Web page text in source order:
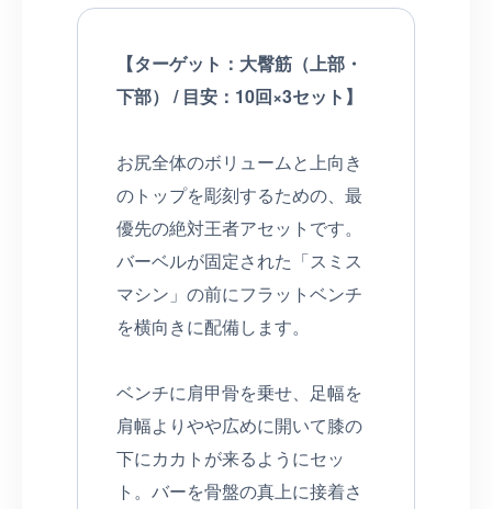
【ターゲット：大臀筋（上部・
下部） / 目安：10回×3セット】
お尻全体のボリュームと上向き
のトップを彫刻するための、最
優先の絶対王者アセットです。
バーベルが固定された「スミス
マシン」の前にフラットベンチ
を横向きに配備します。
ベンチに肩甲骨を乗せ、足幅を
肩幅よりやや広めに開いて膝の
下にカカトが来るようにセッ
ト。バーを骨盤の真上に接着さ